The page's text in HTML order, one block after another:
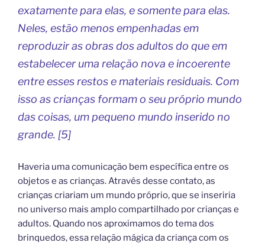
exatamente para elas, e somente para elas.
Neles, estão menos empenhadas em
reproduzir as obras dos adultos do que em
estabelecer uma relação nova e incoerente
entre esses restos e materiais residuais. Com
isso as crianças formam o seu próprio mundo
das coisas, um pequeno mundo inserido no
grande. [5]
Haveria uma comunicação bem específica entre os
objetos e as crianças. Através desse contato, as
crianças criariam um mundo próprio, que se inseriria
no universo mais amplo compartilhado por crianças e
adultos. Quando nos aproximamos do tema dos
brinquedos, essa relação mágica da criança com os